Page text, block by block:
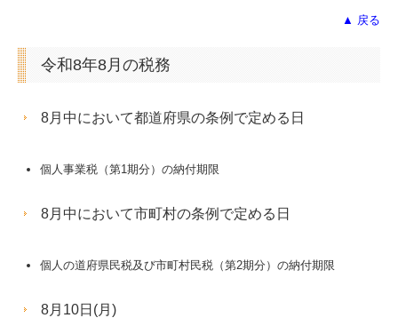
▲ 戻る
令和8年8月の税務
8月中において都道府県の条例で定める日
個人事業税（第1期分）の納付期限
8月中において市町村の条例で定める日
個人の道府県民税及び市町村民税（第2期分）の納付期限
8月10日(月)